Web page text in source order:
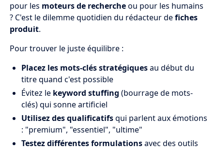
pour les moteurs de rechercheou pour les humains
? C'est le dilemme quotidien du rédacteur defiches
produit.
Pour trouver le juste équilibre :
Placez les mots-clés stratégiquesau début du
titre quand c'est possible
Évitez le keyword stuffing (bourrage de mots-
clés) qui sonne artificiel
Utilisez des qualificatifsqui parlent aux émotions
: "premium", "essentiel", "ultime"
Testez différentes formulationsavec des outils